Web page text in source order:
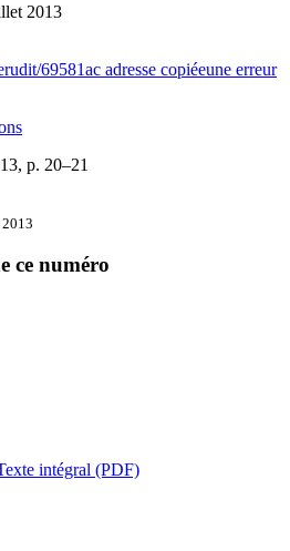
2013
69581ac adresse copiéeune erreur
, p. 20–21
ce numéro
intégral (PDF)